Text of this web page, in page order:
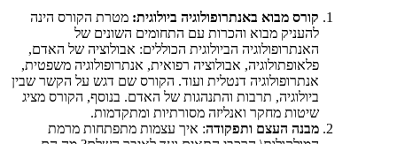
קורס מבוא באנתרופולוגיה ביולוגית: מטרת הקורס הינה
להעניק מבוא והכרות עם התחומים השונים של
האנתרופולוגיה הביולוגית הכוללים: אבולוציה של האדם,
פלאופתולוגיה, אבולוציה רפואית, אנתרופולוגיה משפטית,
אנתרופולוגיה דנטלית ועוד. הקורס שם דגש על הקשר שבין
ביולוגיה, תרבות והתנהגות של האדם. בנוסף, הקורס מציג
שיטות מחקר ואנליזה מסורתיות ומתקדמות.
מבנה העצם ותפקודה: איך עצמות מתפתחות מרמת